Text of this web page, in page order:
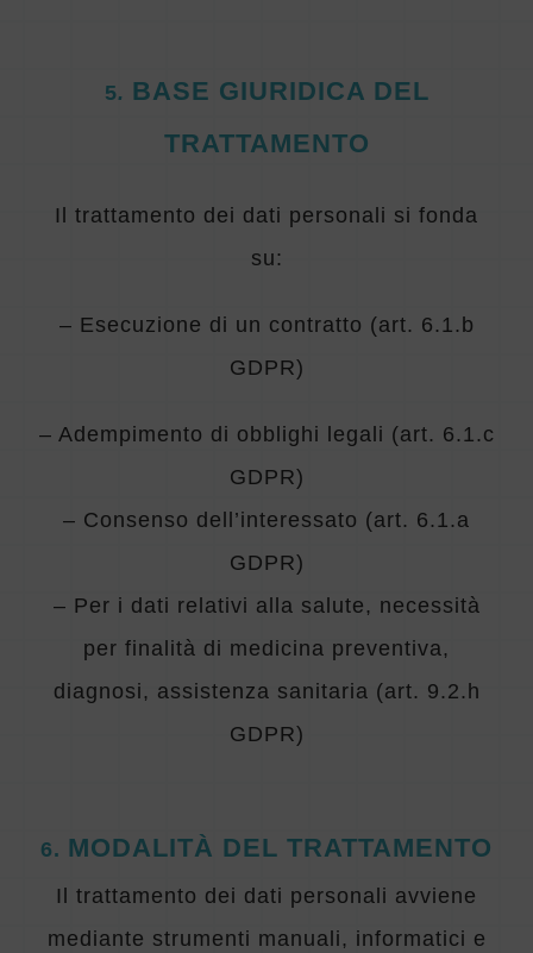
5. BASE GIURIDICA DEL
TRATTAMENTO
Il trattamento dei dati personali si fonda
su:
– Esecuzione di un contratto (art. 6.1.b
GDPR)
– Adempimento di obblighi legali (art. 6.1.c
GDPR)
– Consenso dell’interessato (art. 6.1.a
GDPR)
– Per i dati relativi alla salute, necessità
per finalità di medicina preventiva,
diagnosi, assistenza sanitaria (art. 9.2.h
GDPR)
6. MODALITÀ DEL TRATTAMENTO
Il trattamento dei dati personali avviene
mediante strumenti manuali, informatici e